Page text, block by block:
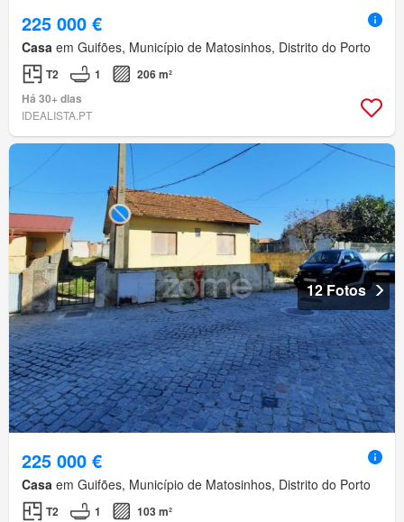
225 000 €
Casa em Guifões, Município de Matosinhos, Distrito do Porto
T2 1
206 m²
Há 30+ dias
IDEALISTA.PT
12 Fotos
225 000 €
Casa em Guifões, Município de Matosinhos, Distrito do Porto
T2 1 103 m²